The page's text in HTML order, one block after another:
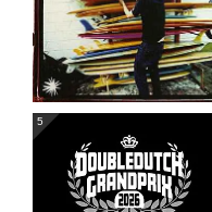
5